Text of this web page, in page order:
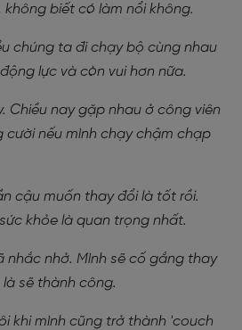
biết có làm nổi không.
chúng ta đi chạy bộ cùng nhau
lực và còn vui hơn nữa.
Chiều nay gặp nhau ở công viên
cười nếu mình chạy chậm chạp
cậu muốn thay đổi là tốt rồi.
khỏe là quan trọng nhất.
nhắc nhở. Mình sẽ cố gắng thay
sẽ thành công.
khi mình cũng trở thành 'couch